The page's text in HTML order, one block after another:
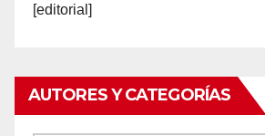
[editorial]
AUTORES Y CATEGORÍAS